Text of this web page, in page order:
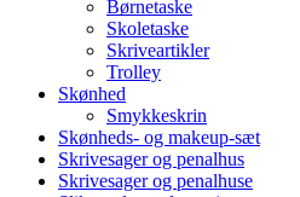
Børnetaske
Skoletaske
Skriveartikler
Trolley
Skønhed
Smykkeskrin
Skønheds- og makeup-sæt
Skrivesager og penalhus
Skrivesager og penalhuse